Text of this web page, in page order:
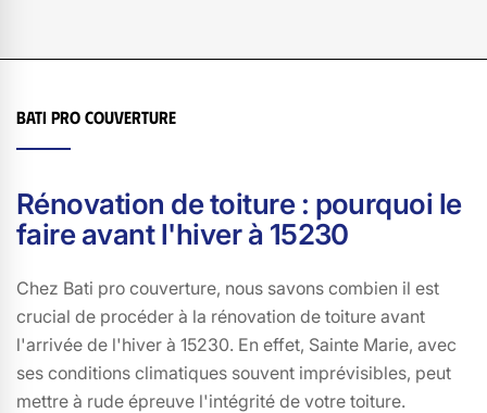
Bati pro couverture
Rénovation de toiture : pourquoi le
faire avant l'hiver à 15230
Chez Bati pro couverture, nous savons combien il est
crucial de procéder à la rénovation de toiture avant
l'arrivée de l'hiver à 15230. En effet, Sainte Marie, avec
ses conditions climatiques souvent imprévisibles, peut
mettre à rude épreuve l'intégrité de votre toiture.